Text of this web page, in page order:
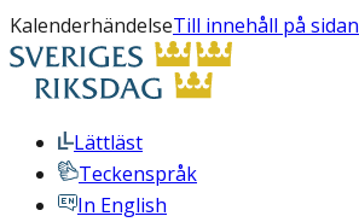
KalenderhändelseTill innehåll på sidan
Lättläst
Teckenspråk
In English